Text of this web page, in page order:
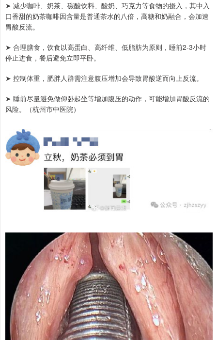
➤ 减少咖啡、奶茶、碳酸饮料、酸奶、巧克力等食物的摄入，其中入
口香甜的奶茶咖啡因含量是普通茶水的八倍，高糖和奶融合，会加速
胃酸反流。
➤ 合理膳食，饮食以高蛋白、高纤维、低脂肪为原则，睡前2-3小时
停止进食，餐后避免立即平卧。
➤ 控制体重，肥胖人群需注意腹压增加会导致胃酸逆而向上反流。
➤ 睡前尽量避免做仰卧起坐等增加腹压的动作，可能增加胃酸反流的
风险。（杭州市中医院）